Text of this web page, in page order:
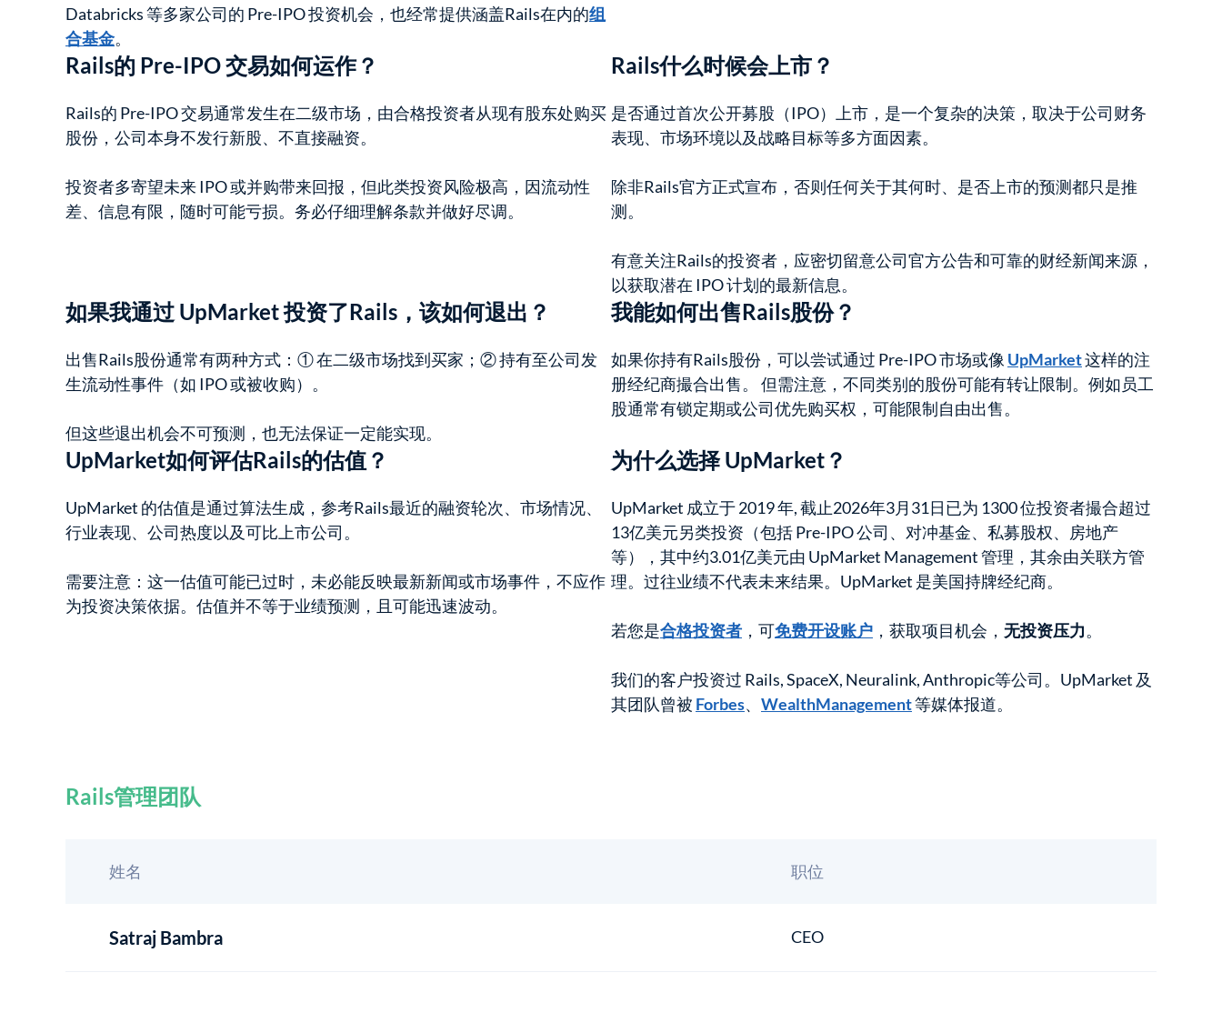
Databricks 等多家公司的 Pre-IPO 投资机会，也经常提供涵盖Rails在内的组
合基金。
Rails的 Pre-IPO 交易如何运作？
Rails的 Pre-IPO 交易通常发生在二级市场，由合格投资者从现有股东处购买
股份，公司本身不发行新股、不直接融资。
投资者多寄望未来 IPO 或并购带来回报，但此类投资风险极高，因流动性
差、信息有限，随时可能亏损。务必仔细理解条款并做好尽调。
Rails什么时候会上市？
是否通过首次公开募股（IPO）上市，是一个复杂的决策，取决于公司财务
表现、市场环境以及战略目标等多方面因素。
除非Rails官方正式宣布，否则任何关于其何时、是否上市的预测都只是推
测。
有意关注Rails的投资者，应密切留意公司官方公告和可靠的财经新闻来源，
以获取潜在 IPO 计划的最新信息。
如果我通过 UpMarket 投资了Rails，该如何退出？
出售Rails股份通常有两种方式：① 在二级市场找到买家；② 持有至公司发
生流动性事件（如 IPO 或被收购）。
但这些退出机会不可预测，也无法保证一定能实现。
我能如何出售Rails股份？
如果你持有Rails股份，可以尝试通过 Pre-IPO 市场或像 UpMarket这样的注
册经纪商撮合出售。 但需注意，不同类别的股份可能有转让限制。例如员工
股通常有锁定期或公司优先购买权，可能限制自由出售。
UpMarket如何评估Rails的估值？
UpMarket 的估值是通过算法生成，参考Rails最近的融资轮次、市场情况、
行业表现、公司热度以及可比上市公司。
需要注意：这一估值可能已过时，未必能反映最新新闻或市场事件，不应作
为投资决策依据。估值并不等于业绩预测，且可能迅速波动。
为什么选择 UpMarket？
UpMarket 成立于 2019 年, 截止2026年3月31日已为 1300 位投资者撮合超过
13亿美元另类投资（包括 Pre-IPO 公司、对冲基金、私募股权、房地产
等），其中约3.01亿美元由 UpMarket Management 管理，其余由关联方管
理。过往业绩不代表未来结果。UpMarket 是美国持牌经纪商。
若您是合格投资者 ，可免费开设账户 ，获取项目机会， 无投资压力。
我们的客户投资过 Rails, SpaceX, Neuralink, Anthropic等公司。UpMarket 及
其团队曾被 Forbes、 WealthManagement等媒体报道。
Rails管理团队
姓名 职位
Satraj Bambra CEO